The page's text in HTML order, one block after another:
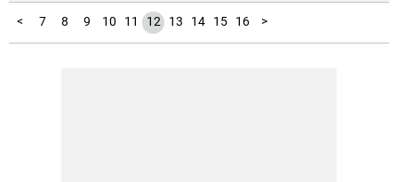
<
1
2
3
4
5
6 7 8 9 10 11 12 13 14 15 16
17
18 >